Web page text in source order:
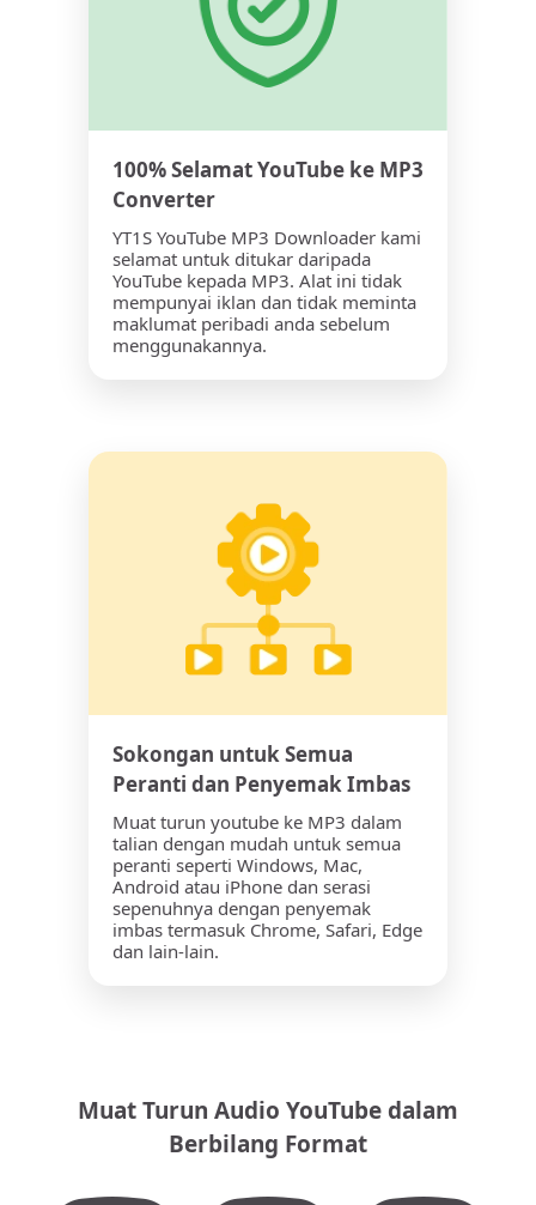
100% Selamat YouTube ke MP3
Converter
YT1S YouTube MP3 Downloader kami
selamat untuk ditukar daripada
YouTube kepada MP3. Alat ini tidak
mempunyai iklan dan tidak meminta
maklumat peribadi anda sebelum
menggunakannya.
Sokongan untuk Semua
Peranti dan Penyemak Imbas
Muat turun youtube ke MP3 dalam
talian dengan mudah untuk semua
peranti seperti Windows, Mac,
Android atau iPhone dan serasi
sepenuhnya dengan penyemak
imbas termasuk Chrome, Safari, Edge
dan lain-lain.
Muat Turun Audio YouTube dalam
Berbilang Format